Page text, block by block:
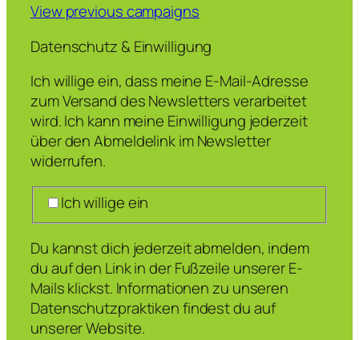
View previous campaigns
Datenschutz & Einwilligung
Ich willige ein, dass meine E-Mail-Adresse
zum Versand des Newsletters verarbeitet
wird. Ich kann meine Einwilligung jederzeit
über den Abmeldelink im Newsletter
widerrufen.
Ich willige ein
Du kannst dich jederzeit abmelden, indem
du auf den Link in der Fußzeile unserer E-
Mails klickst. Informationen zu unseren
Datenschutzpraktiken findest du auf
unserer Website.